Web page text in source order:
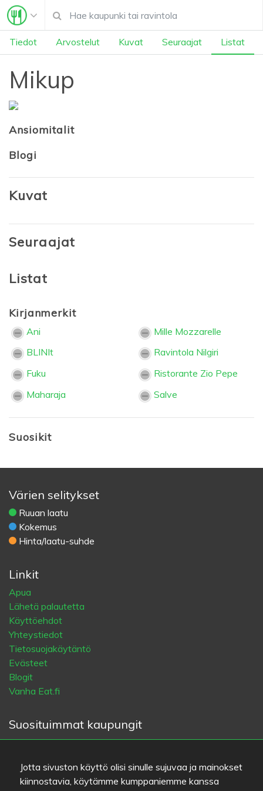
Jotta sivuston käyttö olisi sinulle sujuvaa ja mainokset
kiinnostavia, käytämme kumppaniemme kanssa
Tiedot Arvostelut Kuvat Seuraajat Listat
Mikup
Ansiomitalit
Blogi
Kuvat
Seuraajat
Listat
Kirjanmerkit
Ani
BLINIt
Fuku
Maharaja
Mille Mozzarelle
Ravintola Nilgiri
Ristorante Zio Pepe
Salve
Suosikit
Värien selitykset
Ruuan laatu
Kokemus
Hinta/laatu-suhde
Linkit
Apua
Lähetä palautetta
Käyttöehdot
Yhteystiedot
Tietosuojakäytäntö
Evästeet
Blogit
Vanha Eat.fi
Suosituimmat kaupungit
Helsinki München Köln Tampere Turku Espoo
Hämeenlinna Rovaniemi Vaasa Porvoo Seinäjoki
Kotka Mikkeli